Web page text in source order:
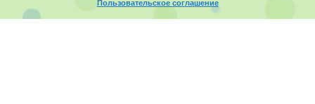
Пользовательское соглашение